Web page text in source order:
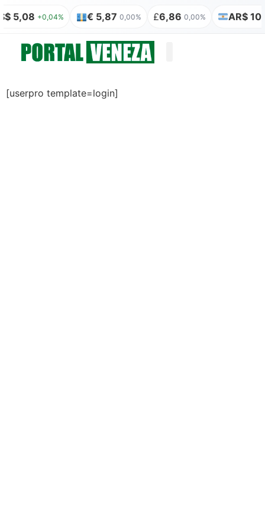
5,08 +0,04% € 5,87 0,00% £6,86 0,00% AR$
[userpro template=login]